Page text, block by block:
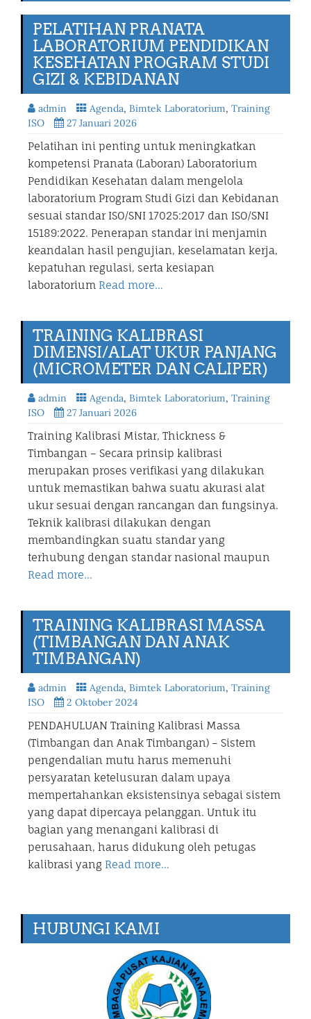
PELATIHAN PRANATA
LABORATORIUM PENDIDIKAN
KESEHATAN PROGRAM STUDI
GIZI & KEBIDANAN
admin Agenda, Bimtek Laboratorium, Training
ISO
27 Januari 2026
Pelatihan ini penting untuk meningkatkan
kompetensi Pranata (Laboran) Laboratorium
Pendidikan Kesehatan dalam mengelola
laboratorium Program Studi Gizi dan Kebidanan
sesuai standar ISO/SNI 17025:2017 dan ISO/SNI
15189:2022. Penerapan standar ini menjamin
keandalan hasil pengujian, keselamatan kerja,
kepatuhan regulasi, serta kesiapan
laboratorium Read more…
TRAINING KALIBRASI
DIMENSI/ALAT UKUR PANJANG
(MICROMETER DAN CALIPER)
admin Agenda, Bimtek Laboratorium, Training
ISO
27 Januari 2026
Training Kalibrasi Mistar, Thickness &
Timbangan – Secara prinsip kalibrasi
merupakan proses verifikasi yang dilakukan
untuk memastikan bahwa suatu akurasi alat
ukur sesuai dengan rancangan dan fungsinya.
Teknik kalibrasi dilakukan dengan
membandingkan suatu standar yang
terhubung dengan standar nasional maupun
Read more…
TRAINING KALIBRASI MASSA
(TIMBANGAN DAN ANAK
TIMBANGAN)
admin Agenda, Bimtek Laboratorium, Training
ISO
2 Oktober 2024
PENDAHULUAN Training Kalibrasi Massa
(Timbangan dan Anak Timbangan) – Sistem
pengendalian mutu harus memenuhi
persyaratan ketelusuran dalam upaya
mempertahankan eksistensinya sebagai sistem
yang dapat dipercaya pelanggan. Untuk itu
bagian yang menangani kalibrasi di
perusahaan, harus didukung oleh petugas
kalibrasi yang Read more…
HUBUNGI KAMI